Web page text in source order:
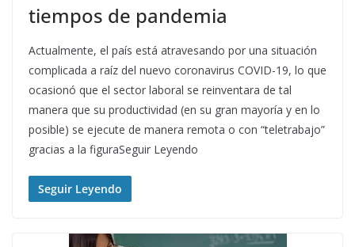
tiempos de pandemia
Actualmente, el país está atravesando por una situación
complicada a raíz del nuevo coronavirus COVID-19, lo que
ocasionó que el sector laboral se reinventara de tal
manera que su productividad (en su gran mayoría y en lo
posible) se ejecute de manera remota o con “teletrabajo”
gracias a la figuraSeguir Leyendo
Seguir Leyendo